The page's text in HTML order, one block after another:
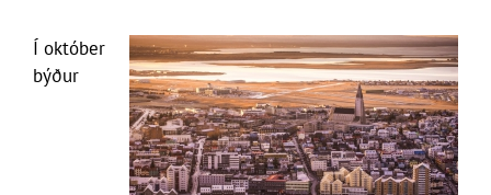
Í október
býður